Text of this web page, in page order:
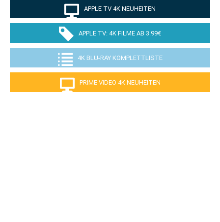
APPLE TV 4K NEUHEITEN
APPLE TV: 4K FILME AB 3.99€
4K BLU-RAY KOMPLETTLISTE
PRIME VIDEO 4K NEUHEITEN